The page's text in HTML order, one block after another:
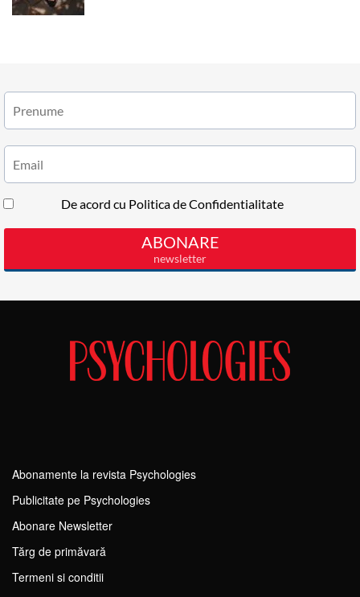
Abonamente la revista Psychologies
Publicitate pe Psychologies
Abonare Newsletter
Tărg de primăvară
Termeni si conditii